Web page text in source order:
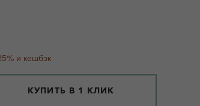
и кешбэк
КУПИТЬ В 1 КЛИК